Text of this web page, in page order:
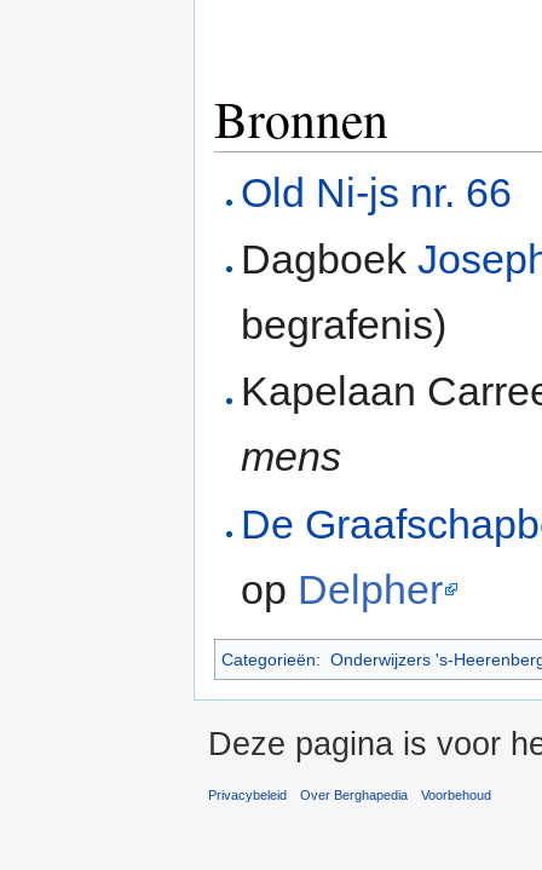
Bronnen
Old Ni-js nr. 66
Dagboek
begrafenis)
Kapelaan
mens
De
op Delpher
Categorieën: Onderwijzers 's-
Deze pagina is voor
Privacybeleid Over Berghapedia Voorbehoud